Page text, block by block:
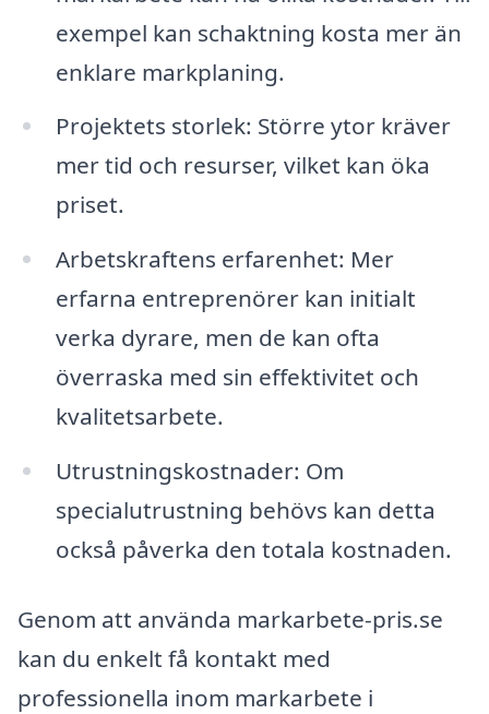
exempel kan schaktning kosta mer än
enklare markplaning.
Projektets storlek: Större ytor kräver
mer tid och resurser, vilket kan öka
priset.
Arbetskraftens erfarenhet: Mer
erfarna entreprenörer kan initialt
verka dyrare, men de kan ofta
överraska med sin effektivitet och
kvalitetsarbete.
Utrustningskostnader: Om
specialutrustning behövs kan detta
också påverka den totala kostnaden.
Genom att använda markarbete-pris.se
kan du enkelt få kontakt med
professionella inom markarbete i